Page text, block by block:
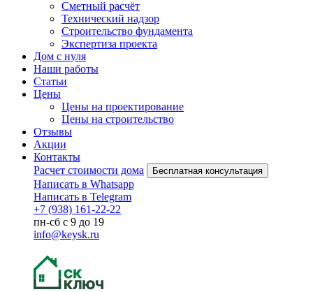
Сметный расчёт
Технический надзор
Строительство фундамента
Экспертиза проекта
Дом с нуля
Наши работы
Статьи
Цены
Цены на проектирование
Цены на строительство
Отзывы
Акции
Контакты
Расчет стоимости дома
Бесплатная консультация
Написать в Whatsapp
Написать в Telegram
+7 (938) 161-22-22
пн-сб с 9 до 19
info@keysk.ru